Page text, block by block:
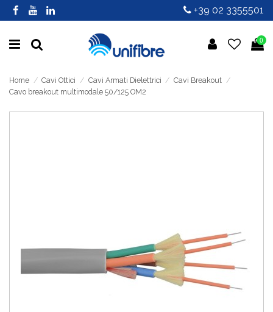
+39 02 3355501
0
Home Cavi Ottici Cavi Armati Dielettrici
Cavi Breakout
Cavo breakout multimodale 50/125 OM2